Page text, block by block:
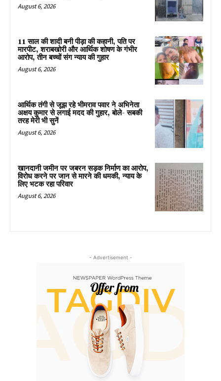
August 6, 2026
11 साल की शादी बनी पीड़ा की कहानी, पति पर
मारपीट, शराबखोरी और आर्थिक शोषण के गंभीर
आरोप, तीन बच्चों संग न्याय की गुहार
August 6, 2026
आर्थिक तंगी से जूझ रहे भीमराव पवार ने अभिनेता
अक्षय कुमार से लगाई मदद की गुहार, बोले- सबकी
तरह मेरी भी सुनें
August 6, 2026
खानदानी जमीन पर जबरन सड़क निर्माण का आरोप,
विरोध करने पर जान से मारने की धमकी, न्याय के
लिए भटक रहा परिवार
August 6, 2026
- Advertisement -